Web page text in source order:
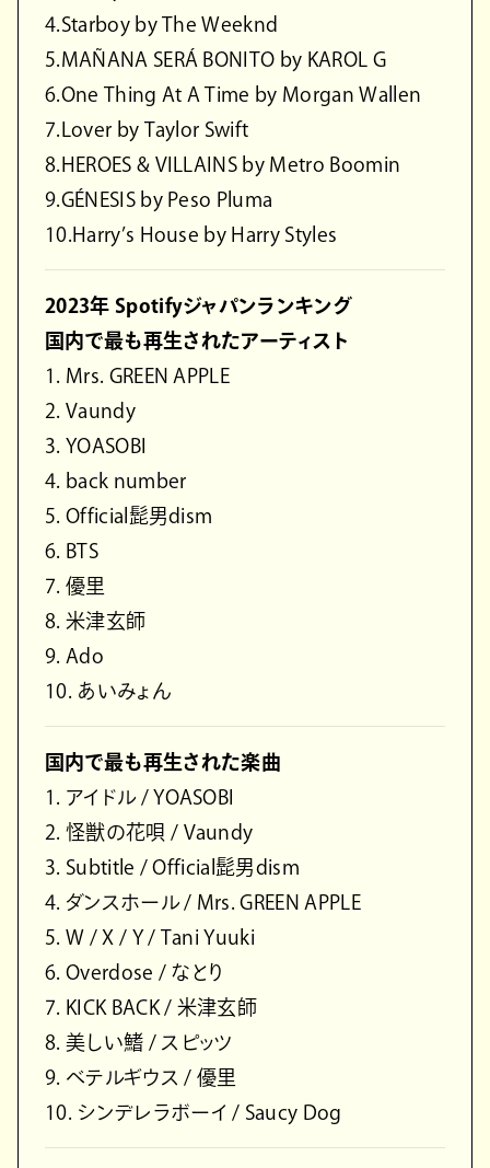
4.Starboy by The Weeknd
5.MAÑANA SERÁ BONITO by KAROL G
6.One Thing At A Time by Morgan Wallen
7.Lover by Taylor Swift
8.HEROES & VILLAINS by Metro Boomin
9.GÉNESIS by Peso Pluma
10.Harry’s House by Harry Styles
2023年 Spotifyジャパンランキング
国内で最も再生されたアーティスト
1. Mrs. GREEN APPLE
2. Vaundy
3. YOASOBI
4. back number
5. Official髭男dism
6. BTS
7. 優里
8. 米津玄師
9. Ado
10. あいみょん
国内で最も再生された楽曲
1. アイドル / YOASOBI
2. 怪獣の花唄 / Vaundy
3. Subtitle / Official髭男dism
4. ダンスホール / Mrs. GREEN APPLE
5. W / X / Y / Tani Yuuki
6. Overdose / なとり
7. KICK BACK / 米津玄師
8. 美しい鰭 / スピッツ
9. ベテルギウス / 優里
10. シンデレラボーイ / Saucy Dog